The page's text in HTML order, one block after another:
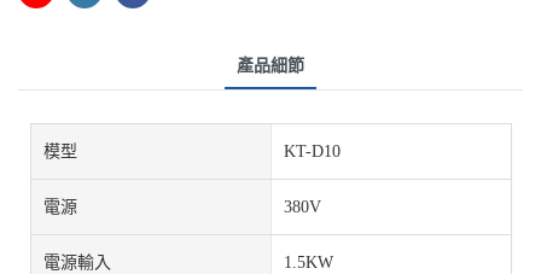
產品細節
模型 KT-D10
電源 380V
電源輸入 1.5KW